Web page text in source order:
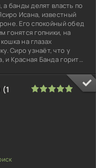
а банды делят власть по
Исана, известный
Его спокойный обед
гонятся гопники, на
на глазах
Сиро узнаёт, что у
и Красная Банда горит
4